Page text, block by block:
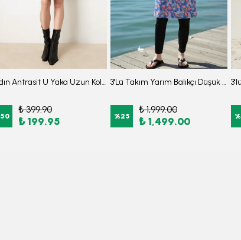
Kadın Antrasit U Yaka Uzun Kollu Etek Ucu Fırfırlı Likralı Elbise ARM-26K001012
50
₺ 399.90
₺ 199.95
3'Lü Takım Yarım Balıkçı Düşük Omuz Yarasakol Likralı Kumaş Burkini Tesettür Mayo D48
%25
₺ 1,999.00
₺ 1,499.00 %